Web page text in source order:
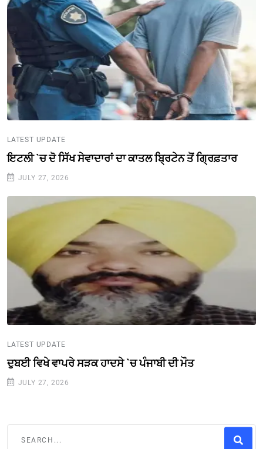
LATEST UPDATE
ਇਟਲੀ `ਚ ਦੋ ਸਿੱਖ ਸੇਵਾਦਾਰਾਂ ਦਾ ਕਾਤਲ ਬ੍ਰਿਟੇਨ ਤੋਂ ਗ੍ਰਿਫ਼ਤਾਰ
JULY 27, 2026
LATEST UPDATE
ਦੁਬਈ ਵਿਖੇ ਵਾਪਰੇ ਸੜਕ ਹਾਦਸੇ `ਚ ਪੰਜਾਬੀ ਦੀ ਮੌਤ
JULY 27, 2026